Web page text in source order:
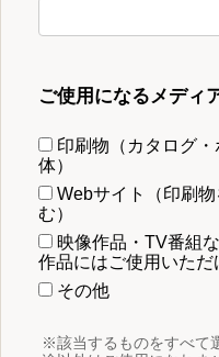
ご使用になるメディ
印刷物（カタログ
体）
Webサイト（印刷
む）
映像作品・TV番組
作品にはご使用いただ
その他
※該当するものをすべて